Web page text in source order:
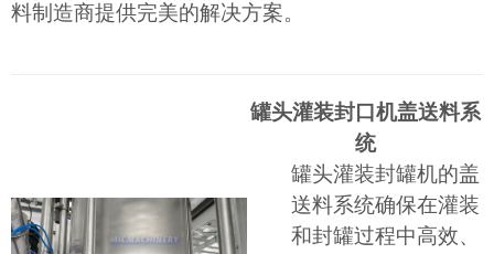
料制造商提供完美的解决方案。
罐头灌装封口机盖送料系
统
罐头灌装封罐机的盖
送料系统确保在灌装
和封罐过程中高效、